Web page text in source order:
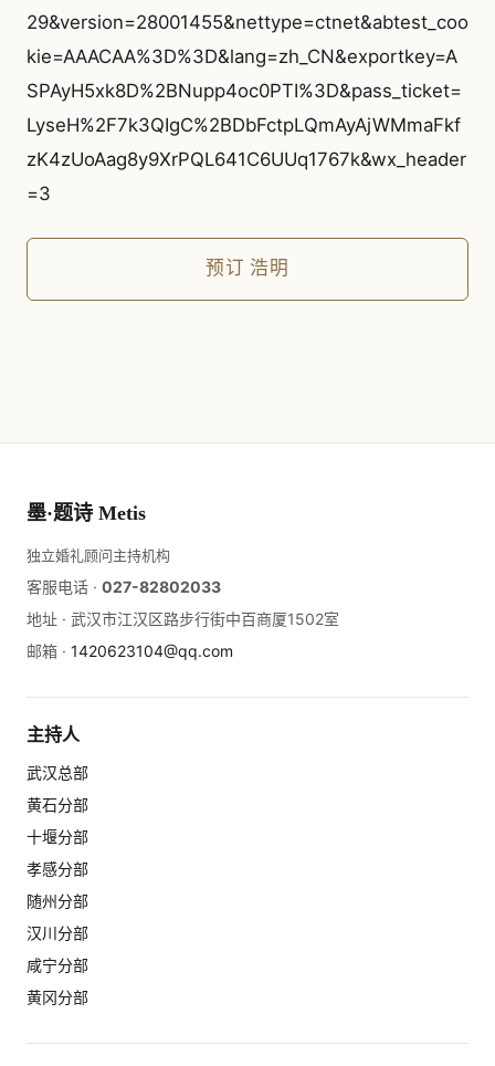
29&version=28001455&nettype=ctnet&abtest_coo
kie=AAACAA%3D%3D&lang=zh_CN&exportkey=A
SPAyH5xk8D%2BNupp4oc0PTI%3D&pass_ticket=
LyseH%2F7k3QIgC%2BDbFctpLQmAyAjWMmaFkf
zK4zUoAag8y9XrPQL641C6UUq1767k&wx_header
=3
预订 浩明
墨·题诗 Metis
独立婚礼顾问主持机构
客服电话 · 027-82802033
地址 · 武汉市江汉区路步行街中百商厦1502室
邮箱 · 1420623104@qq.com
主持人
武汉总部
黄石分部
十堰分部
孝感分部
随州分部
汉川分部
咸宁分部
黄冈分部